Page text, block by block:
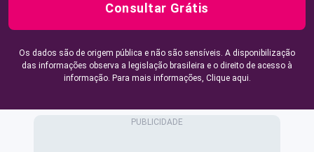
Consultar Grátis
Os dados são de origem pública e não são sensíveis. A disponibilização
das informações observa a legislação brasileira e o direito de acesso à
informação. Para mais informações, Clique aqui.